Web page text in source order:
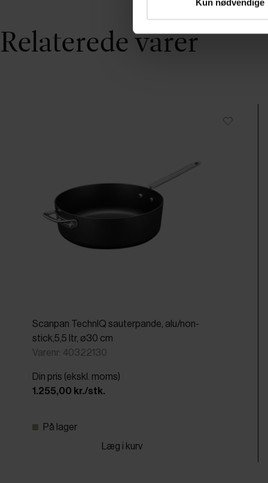
Kun nødvendige
Relaterede varer
Scanpan TechnIQ sauterpande, alu/non-
stick,5,5 ltr, ø30 cm
Varenr: 40322130
Din pris (ekskl. moms)
1.255,00 kr./stk.
På lager
Læg i kurv